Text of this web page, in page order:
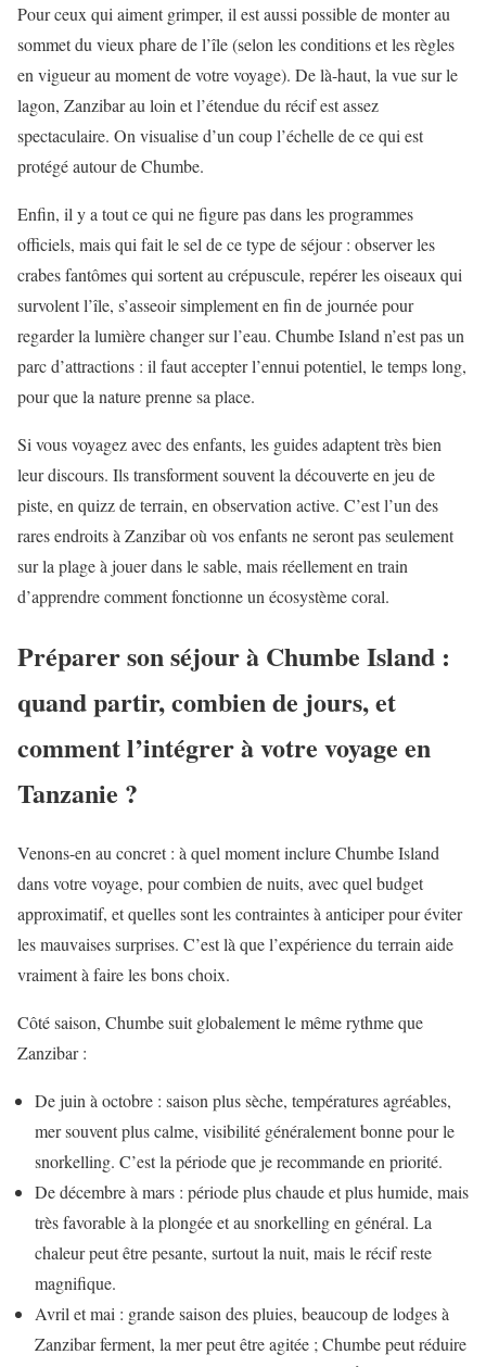
Pour ceux qui aiment grimper, il est aussi possible de monter au
sommet du vieux phare de l’île (selon les conditions et les règles
en vigueur au moment de votre voyage). De là-haut, la vue sur le
lagon, Zanzibar au loin et l’étendue du récif est assez
spectaculaire. On visualise d’un coup l’échelle de ce qui est
protégé autour de Chumbe.
Enfin, il y a tout ce qui ne figure pas dans les programmes
officiels, mais qui fait le sel de ce type de séjour : observer les
crabes fantômes qui sortent au crépuscule, repérer les oiseaux qui
survolent l’île, s’asseoir simplement en fin de journée pour
regarder la lumière changer sur l’eau. Chumbe Island n’est pas un
parc d’attractions : il faut accepter l’ennui potentiel, le temps long,
pour que la nature prenne sa place.
Si vous voyagez avec des enfants, les guides adaptent très bien
leur discours. Ils transforment souvent la découverte en jeu de
piste, en quizz de terrain, en observation active. C’est l’un des
rares endroits à Zanzibar où vos enfants ne seront pas seulement
sur la plage à jouer dans le sable, mais réellement en train
d’apprendre comment fonctionne un écosystème coral.
Préparer son séjour à Chumbe Island :
quand partir, combien de jours, et
comment l’intégrer à votre voyage en
Tanzanie ?
Venons-en au concret : à quel moment inclure Chumbe Island
dans votre voyage, pour combien de nuits, avec quel budget
approximatif, et quelles sont les contraintes à anticiper pour éviter
les mauvaises surprises. C’est là que l’expérience du terrain aide
vraiment à faire les bons choix.
Côté saison, Chumbe suit globalement le même rythme que
Zanzibar :
De juin à octobre : saison plus sèche, températures agréables,
mer souvent plus calme, visibilité généralement bonne pour le
snorkelling. C’est la période que je recommande en priorité.
De décembre à mars : période plus chaude et plus humide, mais
très favorable à la plongée et au snorkelling en général. La
chaleur peut être pesante, surtout la nuit, mais le récif reste
magnifique.
Avril et mai : grande saison des pluies, beaucoup de lodges à
Zanzibar ferment, la mer peut être agitée ; Chumbe peut réduire